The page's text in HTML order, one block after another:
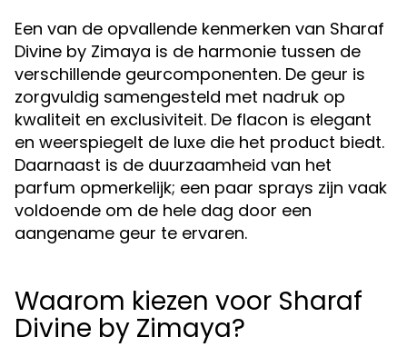
Een van de opvallende kenmerken van Sharaf
Divine by Zimaya is de harmonie tussen de
verschillende geurcomponenten. De geur is
zorgvuldig samengesteld met nadruk op
kwaliteit en exclusiviteit. De flacon is elegant
en weerspiegelt de luxe die het product biedt.
Daarnaast is de duurzaamheid van het
parfum opmerkelijk; een paar sprays zijn vaak
voldoende om de hele dag door een
aangename geur te ervaren.
Waarom kiezen voor Sharaf
Divine by Zimaya?